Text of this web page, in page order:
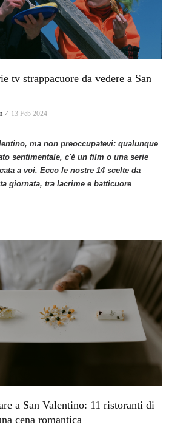
tv strappacuore da vedere a San
⁄ 13 Feb 2024
ma non preoccupatevi: qualunque
sentimentale, c'è un film o una serie
a voi. Ecco le nostre 14 scelte da
giornata, tra lacrime e batticuore
a San Valentino: 11 ristoranti di
cena romantica